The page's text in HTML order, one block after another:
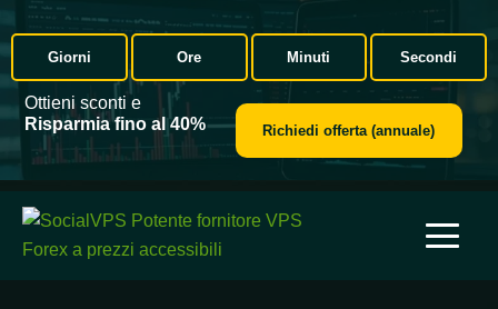
Giorni Ore Minuti Secondi
Ottieni sconti e
Risparmia fino al 40%
Richiedi offerta (annuale)